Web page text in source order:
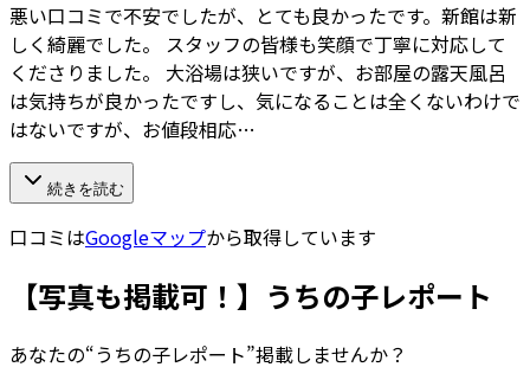
悪い口コミで不安でしたが、とても良かったです。新館は新
しく綺麗でした。 スタッフの皆様も笑顔で丁寧に対応して
くださりました。 大浴場は狭いですが、お部屋の露天風呂
は気持ちが良かったですし、気になることは全くないわけで
はないですが、お値段相応…
続きを読む
口コミはGoogleマップから取得しています
【写真も掲載可！】うちの子レポート
あなたの“うちの子レポート”掲載しませんか？